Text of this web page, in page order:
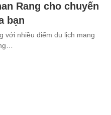
Rang cho chuyến
bạn
với nhiều điểm du lịch mang